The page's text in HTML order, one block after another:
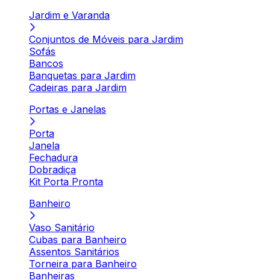
Jardim e Varanda
Conjuntos de Móveis para Jardim
Sofás
Bancos
Banquetas para Jardim
Cadeiras para Jardim
Portas e Janelas
Porta
Janela
Fechadura
Dobradiça
Kit Porta Pronta
Banheiro
Vaso Sanitário
Cubas para Banheiro
Assentos Sanitários
Torneira para Banheiro
Banheiras